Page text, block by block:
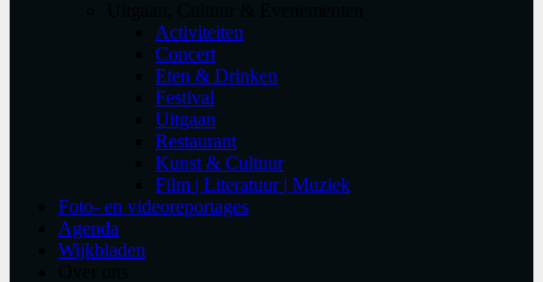
Activiteiten
Concert
Eten & Drinken
Festival
Uitgaan
Restaurant
Kunst & Cultuur
Film | Literatuur | Muziek
Foto- en videoreportages
Agenda
Wijkbladen